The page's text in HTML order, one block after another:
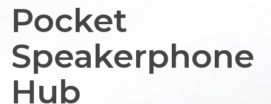
Pocket
Speakerphone
Hub